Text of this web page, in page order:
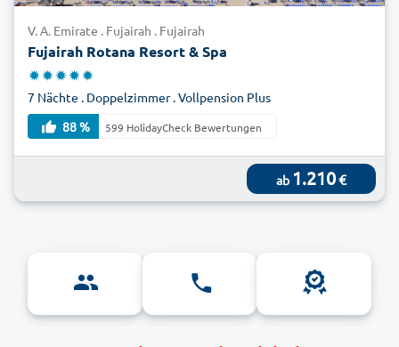
V. A. Emirate . Fujairah . Fujairah
Fujairah Rotana Resort & Spa
7 Nächte . Doppelzimmer . Vollpension Plus
88 %
599 HolidayCheck Bewertungen
ab 1.210€